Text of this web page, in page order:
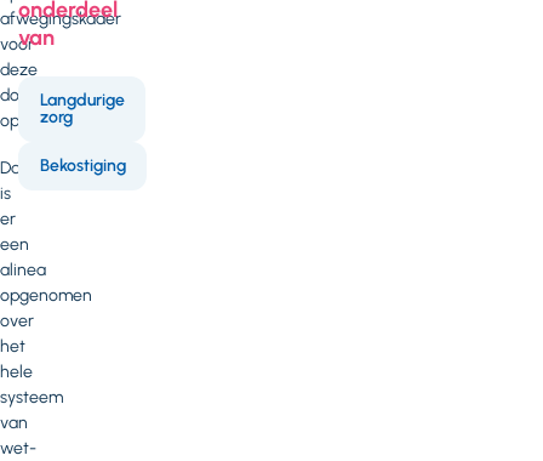
afwegingskader
voor
deze
doelgroep
opgenomen.
Daarnaast
is
er
een
alinea
opgenomen
over
het
hele
systeem
van
wet-
onderdeel
van
Langdurige
zorg
Bekostiging